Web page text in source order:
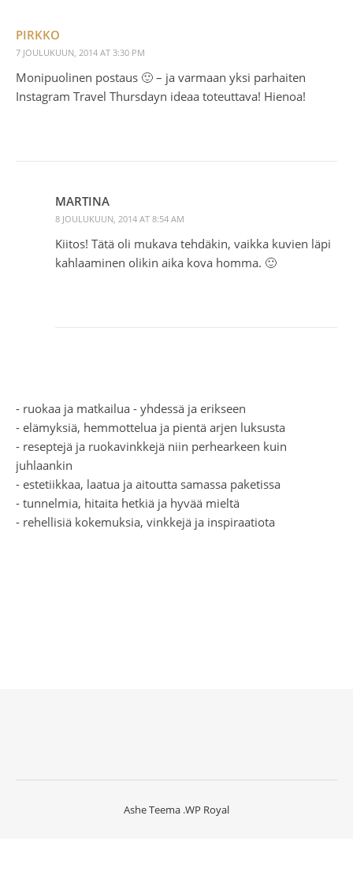
PIRKKO
7 JOULUKUUN, 2014 AT 3:30 PM
Monipuolinen postaus 🙂 – ja varmaan yksi parhaiten
Instagram Travel Thursdayn ideaa toteuttava! Hienoa!
MARTINA
8 JOULUKUUN, 2014 AT 8:54 AM
Kiitos! Tätä oli mukava tehdäkin, vaikka kuvien läpi
kahlaaminen olikin aika kova homma. 🙂
- ruokaa ja matkailua - yhdessä ja erikseen
- elämyksiä, hemmottelua ja pientä arjen luksusta
- reseptejä ja ruokavinkkejä niin perhearkeen kuin
juhlaankin
- estetiikkaa, laatua ja aitoutta samassa paketissa
- tunnelmia, hitaita hetkiä ja hyvää mieltä
- rehellisiä kokemuksia, vinkkejä ja inspiraatiota
Ashe Teema .WP Royal